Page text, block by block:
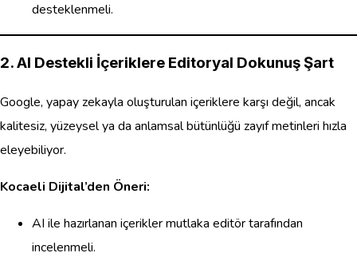
desteklenmeli.
2. AI Destekli İçeriklere Editoryal Dokunuş Şart
Google, yapay zekayla oluşturulan içeriklere karşı değil, ancak
kalitesiz, yüzeysel ya da anlamsal bütünlüğü zayıf metinleri hızla
eleyebiliyor.
Kocaeli Dijital’den Öneri:
AI ile hazırlanan içerikler mutlaka editör tarafından
incelenmeli.